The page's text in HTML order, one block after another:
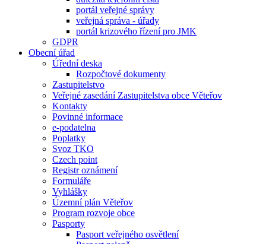
portál veřejné správy
veřejná správa - úřady
portál krizového řízení pro JMK
GDPR
Obecní úřad
Úřední deska
Rozpočtové dokumenty
Zastupitelstvo
Veřejné zasedání Zastupitelstva obce Věteřov
Kontakty
Povinné informace
e-podatelna
Poplatky
Svoz TKO
Czech point
Registr oznámení
Formuláře
Vyhlášky
Územní plán Věteřov
Program rozvoje obce
Pasporty
Pasport veřejného osvětlení